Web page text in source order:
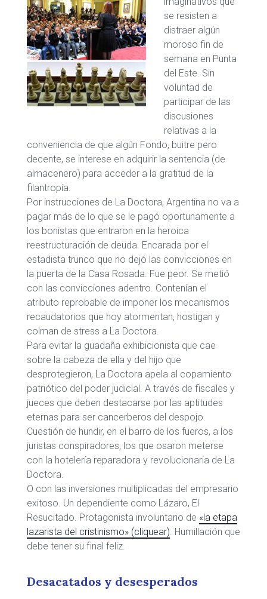
se resisten a
distraer algún
moroso fin de
semana en Punta
del Este. Sin
voluntad de
participar de las
discusiones
relativas a la
conveniencia de que algún Fondo, buitre pero
decente, se interese en adquirir la sentencia (de
almacenero) para acceder a la gratitud de la
filantropía.
Por instrucciones de La Doctora, Argentina no va a
pagar más de lo que se le pagó oportunamente a
los bonistas que entraron en la heroica
reestructuración de deuda. Encarada por el
estadista trunco que no dejó las convicciones en
la puerta de la Casa Rosada. Fue peor. Se metió
con las convicciones adentro. Contenían el
atributo reprobable de imponer los mecanismos
recaudatorios que hoy atormentan, hostigan y
colman de stress a La Doctora.
Para evitar la guadaña exhibicionista que cae
sobre la cabeza de ella y del hijo que
desprotegieron, La Doctora apela al copamiento
patriótico del poder judicial. A través de fiscales y
jueces que deben destacarse por las aptitudes
eternas para ser cancerberos del despojo.
Cuestión de hundir, en el barro de los fueros, a los
juristas conspiradores, los que osaron meterse
con la hotelería reparadora y revolucionaria de La
Doctora.
O con las inversiones multiplicadas del empresario
exitoso. Un dependiente como Lázaro, El
Resucitado. Protagonista involuntario de «la etapa
lazarista del cristinismo» (cliquear). Humillación que
debe tener su final feliz.
Desacatados y desesperados